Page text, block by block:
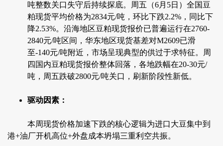
吨整数关口失守后持续探底。周五（6月5日）全国豆
粕现货平均价格为2834元/吨，环比下跌2.2%，同比下
降2.53%。沿海地区豆粕现货报价已普遍运行在2760-
2840元/吨区间，华东地区现货基差对M2609已滑
至-140元/吨附近，市场呈现典型的供过于求特征。周
四国内豆粕现货报价整体回落，各地跌幅在20-30元/
吨，周五跌破2800元/吨关口，刷新阶段性新低。
驱动因素：
本周现货价格加速下跌的核心逻辑为进口大豆集中到
港+油厂开机高位+外盘成本坍塌三重利空共振。